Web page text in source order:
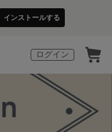
インストールする
ログイン